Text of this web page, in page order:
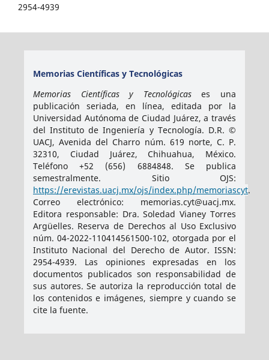
2954-4939
Memorias Científicas y Tecnológicas
Memorias Científicas y Tecnológicases una
publicación seriada, en línea, editada por la
Universidad Autónoma de Ciudad Juárez, a través
del Instituto de Ingeniería y Tecnología. D.R. ©
UACJ, Avenida del Charro núm. 619 norte, C. P.
32310, Ciudad Juárez, Chihuahua, México.
Teléfono +52 (656) 6884848. Se publica
semestralmente. Sitio OJS:
https://erevistas.uacj.mx/ojs/index.php/memoriascyt.
Correo electrónico: memorias.cyt@uacj.mx.
Editora responsable: Dra. Soledad Vianey Torres
Argüelles. Reserva de Derechos al Uso Exclusivo
núm. 04-2022-110414561500-102, otorgada por el
Instituto Nacional del Derecho de Autor. ISSN:
2954-4939. Las opiniones expresadas en los
documentos publicados son responsabilidad de
sus autores. Se autoriza la reproducción total de
los contenidos e imágenes, siempre y cuando se
cite la fuente.